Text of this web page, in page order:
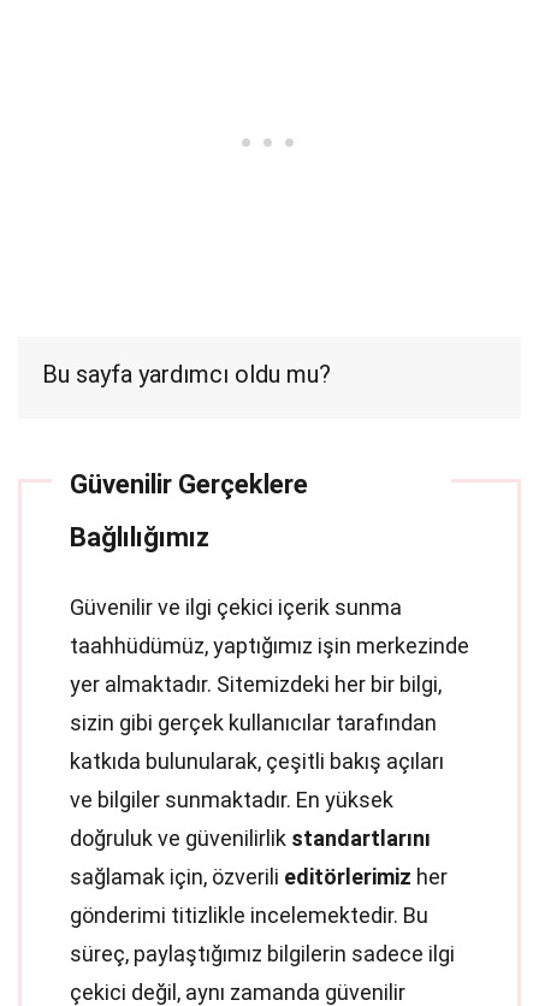
Bu sayfa yardımcı oldu mu?
Güvenilir Gerçeklere
Bağlılığımız
Güvenilir ve ilgi çekici içerik sunma
taahhüdümüz, yaptığımız işin merkezinde
yer almaktadır. Sitemizdeki her bir bilgi,
sizin gibi gerçek kullanıcılar tarafından
katkıda bulunularak, çeşitli bakış açıları
ve bilgiler sunmaktadır. En yüksek
doğruluk ve güvenilirlik standartlarını
sağlamak için, özverili editörlerimiz her
gönderimi titizlikle incelemektedir. Bu
süreç, paylaştığımız bilgilerin sadece ilgi
çekici değil, aynı zamanda güvenilir